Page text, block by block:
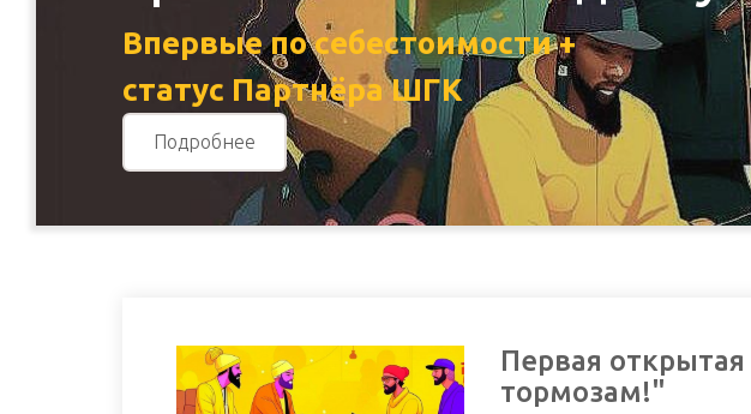
Впервые по себестоимости +
статус Партнёра ШГК
Подробнее
Первая
тормозам!"